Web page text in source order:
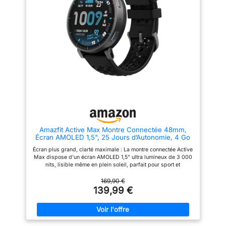
chargement,
documentation
une gestion parfaite de l’effort.
Taille d'affichage: 1.04 pouces
Composants inclus: Forerunner
55, câble de chargement,
documentation
une gestion parfaite de l’effort.
Taille d'affichage: 1.04 pouces
Composants inclus: Forerunner
55, câble de chargement,
documentation
Amazfit Active Max Montre Connectée 48mm,
Écran AMOLED 1,5", 25 Jours d’Autonomie, 4 Go
Sports, Suivi Cardiaque et du Sommeil, pour
Android et iPhone
Écran plus grand, clarté maximale : La montre connectée Active
Max dispose d’un écran AMOLED 1,5" ultra lumineux de 3 000
nits, lisible même en plein soleil, parfait pour sport et
jours d’autonomie pour suivre vos activités et entraînements
jour et nuit sans recharge. Stockage plus grand. Cartes plus
intelligentes : Avec 4 Go de stockage intégré, profitez de plus
d’espace pour vos podcasts préférés et vos cartes
téléchargées avec navigation virage par virage — le tout
accessible directement depuis votre poignet. Entraînement
169,90 €
139,99 €